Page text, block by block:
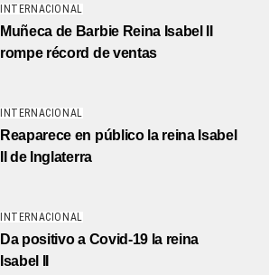
INTERNACIONAL
Muñeca de Barbie Reina Isabel II
rompe récord de ventas
INTERNACIONAL
Reaparece en público la reina Isabel
II de Inglaterra
INTERNACIONAL
Da positivo a Covid-19 la reina
Isabel II